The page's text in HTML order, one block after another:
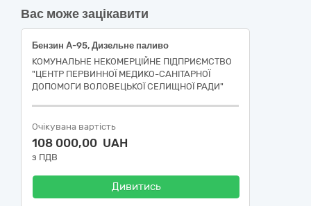
Вас може зацікавити
Бензин А-95, Дизельне паливо
КОМУНАЛЬНЕ НЕКОМЕРЦІЙНЕ ПІДПРИЄМСТВО
"ЦЕНТР ПЕРВИННОЇ МЕДИКО-САНІТАРНОЇ
ДОПОМОГИ ВОЛОВЕЦЬКОЇ СЕЛИЩНОЇ РАДИ"
Очікувана вартість
108 000,00 UAH
з ПДВ
Дивитись